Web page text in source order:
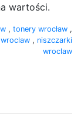
wartości.
, tonery wrocław ,
, niszczarki
wroclaw